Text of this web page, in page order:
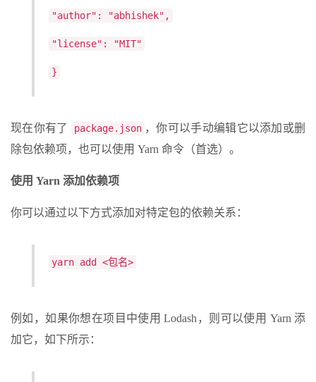
"author": "abhishek",
"license": "MIT"
}
现在你有了 package.json ，你可以手动编辑它以添加或删
除包依赖项，也可以使用 Yarn 命令（首选）。
使用 Yarn 添加依赖项
你可以通过以下方式添加对特定包的依赖关系：
yarn add <包名>
例如，如果你想在项目中使用 Lodash，则可以使用 Yarn 添
加它，如下所示：